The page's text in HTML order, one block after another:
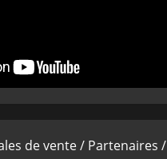
de vente / Partenaires /